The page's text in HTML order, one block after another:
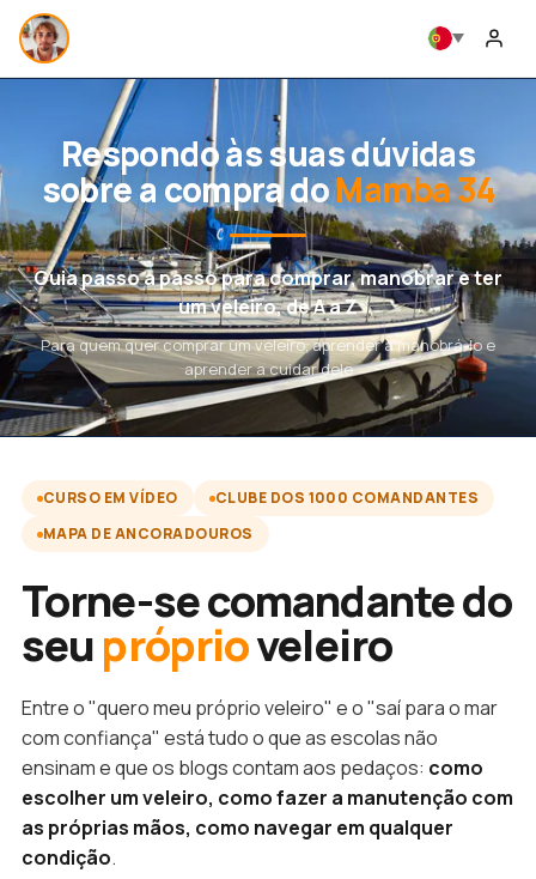
Respondo às suas dúvidas
sobre a compra doMamba 34
Guia passo a passo para comprar, manobrar e ter
um veleiro, de A a Z
Para quem quer comprar um veleiro, aprender a manobrá-lo e
aprender a cuidar dele
CURSO EM VÍDEO
CLUBE DOS 1000 COMANDANTES
MAPA DE ANCORADOUROS
Torne-se comandante do
seupróprioveleiro
Entre o "quero meu próprio veleiro" e o "saí para o mar
com confiança" está tudo o que as escolas não
ensinam e que os blogs contam aos pedaços: como
escolher um veleiro, como fazer a manutenção com
as próprias mãos, como navegar em qualquer
condição.